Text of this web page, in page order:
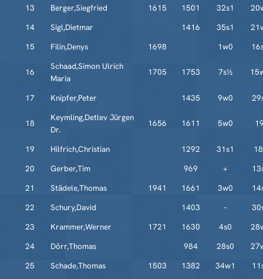
13
Berger,Siegfried 1615 1501 32s1
14
Sigl,Dietmar 1416 35s1
15
Filin,Denys 1698 1w0
16
Schaad,Simon Ulrich
Maria
1705 1753 7s½
17 Knipfer,Peter 1435 9w0
18
Keymling,Detlev Jürgen
Dr.
1656 1611 5w0
19 Hilfrich,Christian 1292 31s1
20
Gerber,Tim 969 +
21
Städele,Thomas 1941 1661 3w0
22
Schury,David 1403 –
23
Krammer,Werner 1721 1630 4s0
24
Dörr,Thomas 984 28s0
25
Schade,Thomas 1503 1382 34w1